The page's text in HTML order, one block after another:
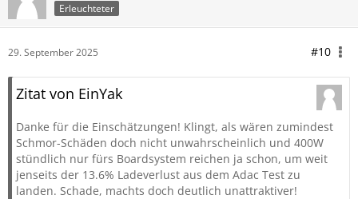
Erleuchteter
29. September 2025 #10
Zitat von EinYak
Danke für die Einschätzungen! Klingt, als wären zumindest
Schmor-Schäden doch nicht unwahrscheinlich und 400W
stündlich nur fürs Boardsystem reichen ja schon, um weit
jenseits der 13.6% Ladeverlust aus dem Adac Test zu
landen. Schade, machts doch deutlich unattraktiver!